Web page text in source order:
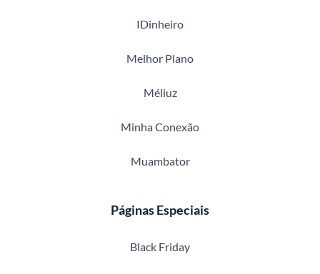
IDinheiro
Melhor Plano
Méliuz
Minha Conexão
Muambator
Páginas Especiais
Black Friday